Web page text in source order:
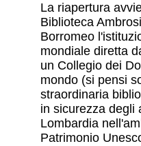
La riapertura
Biblioteca
Borromeo
mondiale diretta
un Collegio dei
mondo (si pensi
straordinaria
in sicurezza degli
Lombardia
Patrimonio